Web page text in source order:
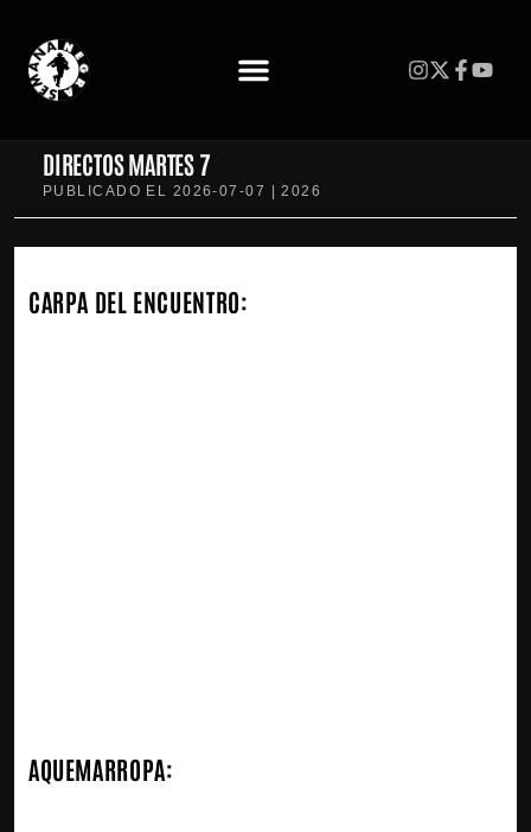
DIRECTOS MARTES 7
PUBLICADO EL 2026-07-07 | 2026
CARPA DEL ENCUENTRO:
AQUEMARROPA: